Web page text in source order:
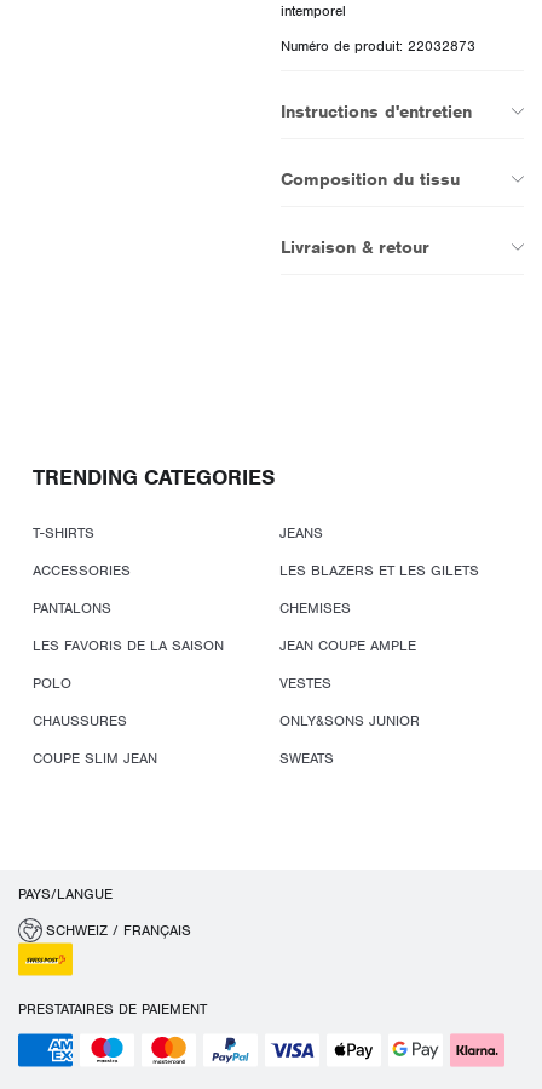
Numéro de produit: 22032873
Instructions d'entretien
Composition du tissu
Livraison & retour
TRENDING CATEGORIES
T-SHIRTS
JEANS
ACCESSORIES
LES BLAZERS ET LES GILETS
PANTALONS
CHEMISES
LES FAVORIS DE LA SAISON
JEAN COUPE AMPLE
POLO
VESTES
CHAUSSURES
ONLY&SONS JUNIOR
COUPE SLIM JEAN
SWEATS
PAYS/LANGUE
SCHWEIZ / FRANÇAIS
PRESTATAIRES DE PAIEMENT